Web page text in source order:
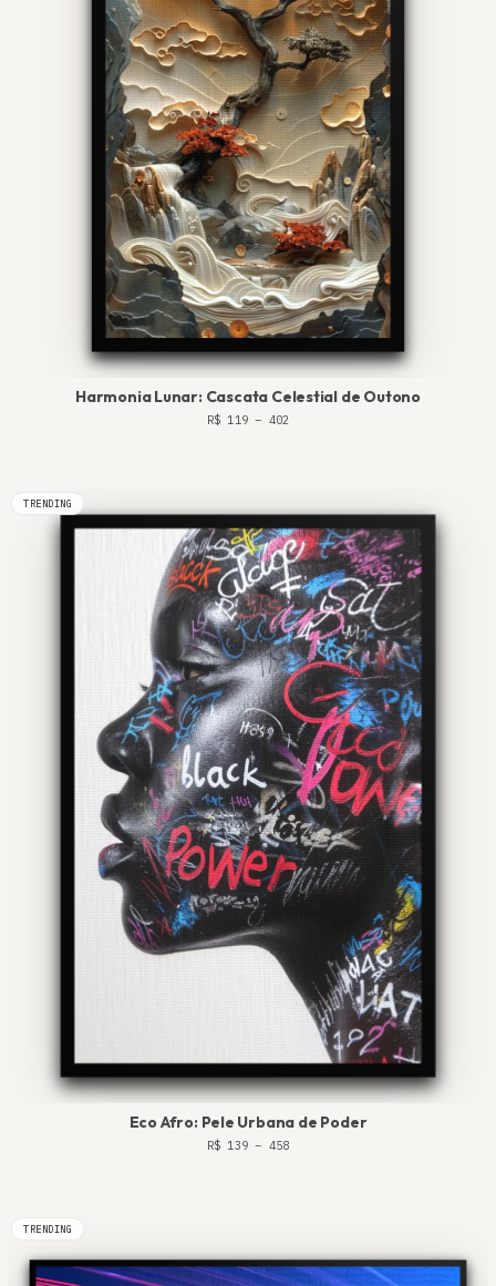
Harmonia Lunar: Cascata Celestial de Outono
R$ 119 – 402
TRENDING
Eco Afro: Pele Urbana de Poder
R$ 139 – 458
TRENDING